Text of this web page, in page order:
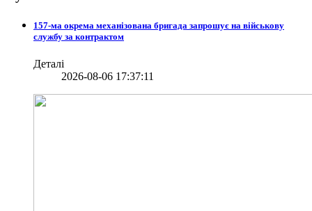
157-ма окрема механізована бригада запрошує на військову
службу за контрактом
Деталі
2026-08-06 17:37:11